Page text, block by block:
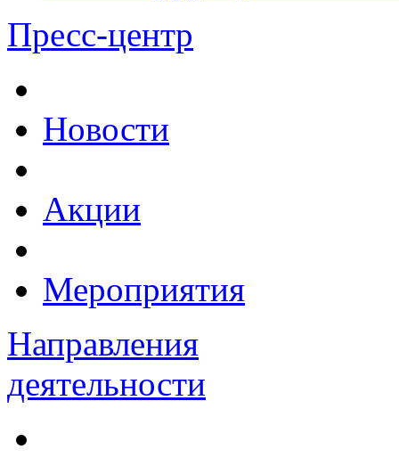
Пресс-центр
Новости
Акции
Мероприятия
Направления
деятельности